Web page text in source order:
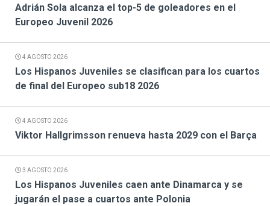
Adrián Sola alcanza el top-5 de goleadores en el
Europeo Juvenil 2026
4 AGOSTO 2026
Los Hispanos Juveniles se clasifican para los cuartos
de final del Europeo sub18 2026
4 AGOSTO 2026
Viktor Hallgrimsson renueva hasta 2029 con el Barça
3 AGOSTO 2026
Los Hispanos Juveniles caen ante Dinamarca y se
jugarán el pase a cuartos ante Polonia